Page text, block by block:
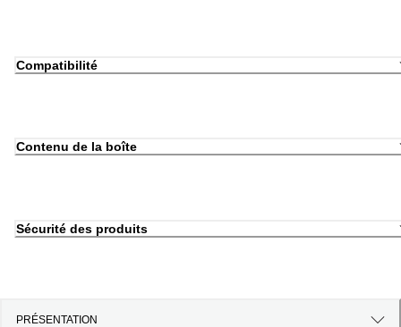
Compatibilité
Contenu de la boîte
Sécurité des produits
PRÉSENTATION